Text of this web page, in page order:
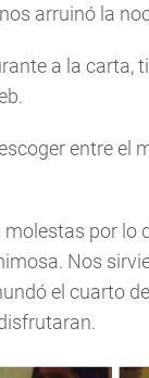
arruinó la
a la carta,
entre el
por lo
Nos
el cuarto